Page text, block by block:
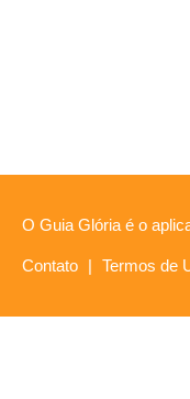
O Guia Glória é o
Contato | Termos de